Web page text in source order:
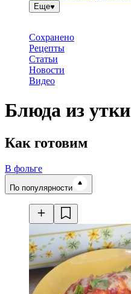
Еще
Сохранено
Рецепты
Статьи
Новости
Видео
Блюда из утки
Как готовим
В фольге
Время готовки
По популярности